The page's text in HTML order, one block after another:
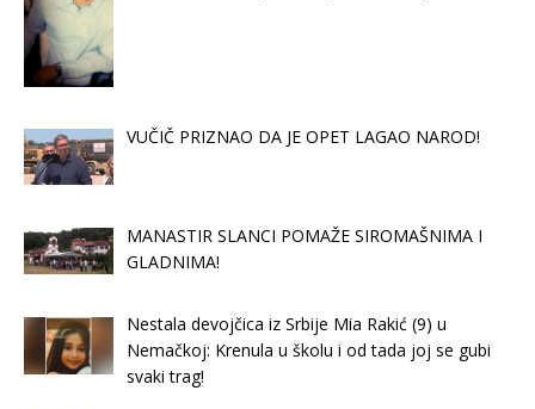
VUČIČ PRIZNAO DA JE OPET LAGAO NAROD!
MANASTIR SLANCI POMAŽE SIROMAŠNIMA I
GLADNIMA!
Nestala devojčica iz Srbije Mia Rakić (9) u
Nemačkoj: Krenula u školu i od tada joj se gubi
svaki trag!